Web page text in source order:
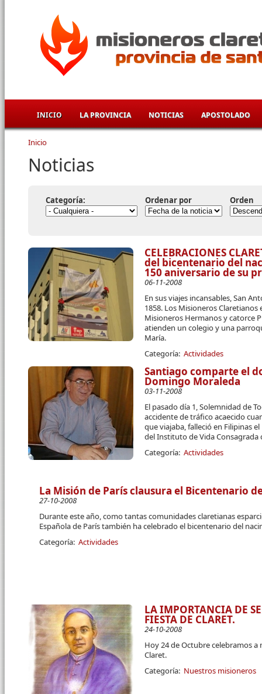
INICIO LA PROVINCIA NOTICIAS APOSTOLADO
Se encuentra usted aquí
Inicio
Noticias
Categoría: Ordenar por Orden
CELEBRACIONES
del bicentenario del
150 aniversario de su
06-11-2008
En sus viajes incansables, San
1858. Los Misioneros
Misioneros Hermanos y catorce
atienden un colegio y una
María.
Categoría: Actividades
Santiago comparte el
Domingo Moraleda
03-11-2008
El pasado día 1, Solemnidad de
accidente de tráfico acaecido
que viajaba, falleció en Filipinas
del Instituto de Vida Consagrada
Categoría: Actividades
La Misión de París clausura el Bicentenario
27-10-2008
Durante este año, como tantas comunidades claretianas
Española de París también ha celebrado el bicentenario del
Categoría: Actividades
LA IMPORTANCIA DE
FIESTA DE CLARET.
24-10-2008
Hoy 24 de Octubre celebramos
Claret.
Categoría: Nuestros misioneros